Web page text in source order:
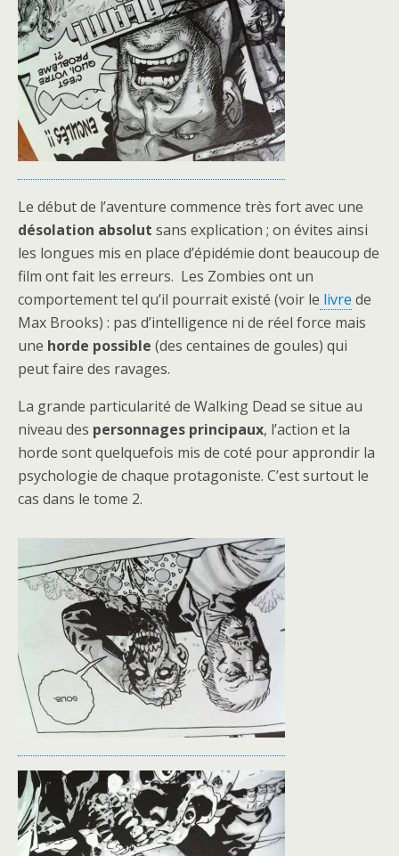
Le début de l’aventure commence très fort avec une
désolation absolut sans explication ; on évites ainsi
les longues mis en place d’épidémie dont beaucoup de
film ont fait les erreurs. Les Zombies ont un
comportement tel qu’il pourrait existé (voir le livre de
Max Brooks) : pas d’intelligence ni de réel force mais
une horde possible (des centaines de goules) qui
peut faire des ravages.
La grande particularité de Walking Dead se situe au
niveau des personnages principaux, l’action et la
horde sont quelquefois mis de coté pour approndir la
psychologie de chaque protagoniste. C’est surtout le
cas dans le tome 2.